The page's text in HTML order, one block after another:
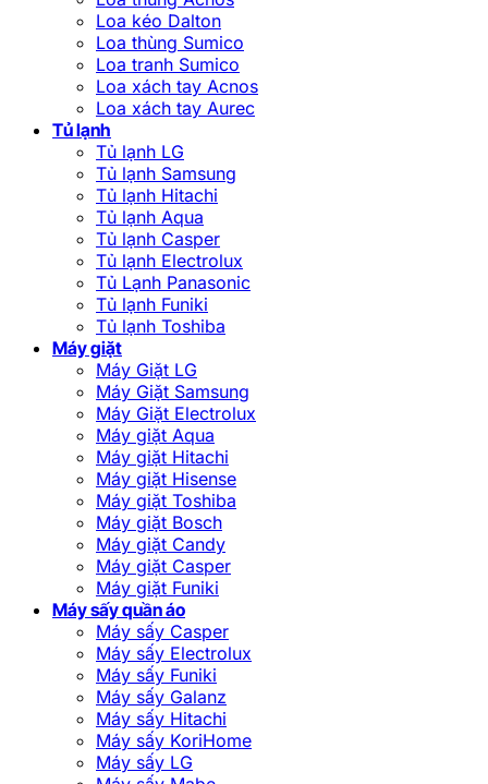
Loa kéo Dalton
Loa thùng Sumico
Loa tranh Sumico
Loa xách tay Acnos
Loa xách tay Aurec
Tủ lạnh
Tủ lạnh LG
Tủ lạnh Samsung
Tủ lạnh Hitachi
Tủ lạnh Aqua
Tủ lạnh Casper
Tủ lạnh Electrolux
Tủ Lạnh Panasonic
Tủ lạnh Funiki
Tủ lạnh Toshiba
Máy giặt
Máy Giặt LG
Máy Giặt Samsung
Máy Giặt Electrolux
Máy giặt Aqua
Máy giặt Hitachi
Máy giặt Hisense
Máy giặt Toshiba
Máy giặt Bosch
Máy giặt Candy
Máy giặt Casper
Máy giặt Funiki
Máy sấy quần áo
Máy sấy Casper
Máy sấy Electrolux
Máy sấy Funiki
Máy sấy Galanz
Máy sấy Hitachi
Máy sấy KoriHome
Máy sấy LG